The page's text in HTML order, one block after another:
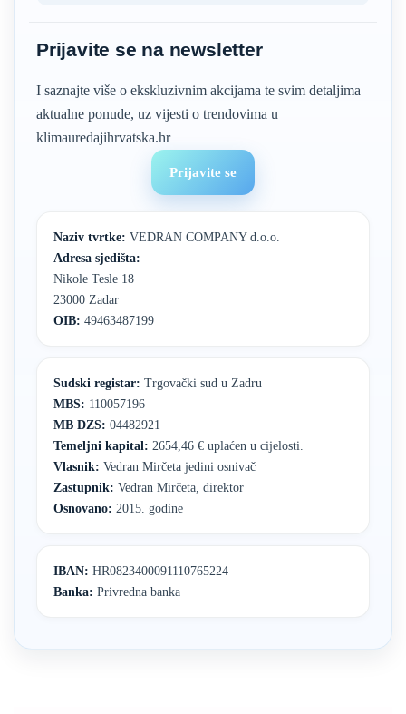
Prijavite se na newsletter
I saznajte više o ekskluzivnim akcijama te svim detaljima
aktualne ponude, uz vijesti o trendovima u
klimauredajihrvatska.hr
Prijavite se
Naziv tvrtke: VEDRAN COMPANY d.o.o.
Adresa sjedišta:
Nikole Tesle 18
23000 Zadar
OIB: 49463487199
Sudski registar: Trgovački sud u Zadru
MBS: 110057196
MB DZS: 04482921
Temeljni kapital: 2654,46 € uplaćen u cijelosti.
Vlasnik: Vedran Mirčeta jedini osnivač
Zastupnik: Vedran Mirčeta, direktor
Osnovano: 2015. godine
IBAN: HR0823400091110765224
Banka: Privredna banka